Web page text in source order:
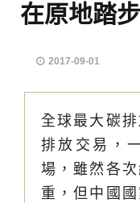
在原地踏步
2017-09-01
全球最大碳
排放交易，
場，雖然各
重，但中國